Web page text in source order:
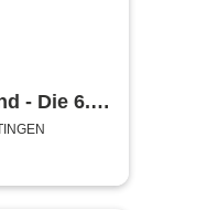
- Die 6.0